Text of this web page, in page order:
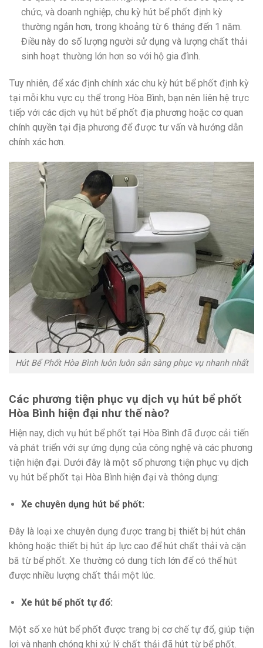
chức, và doanh nghiệp, chu kỳ hút bể phốt định kỳ
thường ngắn hơn, trong khoảng từ 6 tháng đến 1 năm.
Điều này do số lượng người sử dụng và lượng chất thải
sinh hoạt thường lớn hơn so với hộ gia đình.
Tuy nhiên, để xác định chính xác chu kỳ hút bể phốt định kỳ
tại mỗi khu vực cụ thể trong Hòa Bình, bạn nên liên hệ trực
tiếp với các dịch vụ hút bể phốt địa phương hoặc cơ quan
chính quyền tại địa phương để được tư vấn và hướng dẫn
chính xác hơn.
Hút Bể Phốt Hòa Bình luôn luôn sẵn sàng phục vụ nhanh nhất
Các phương tiện phục vụ dịch vụ hút bể phốt
Hòa Bình hiện đại như thế nào?
Hiện nay, dịch vụ hút bể phốt tại Hòa Bình đã được cải tiến
và phát triển với sự ứng dụng của công nghệ và các phương
tiện hiện đại. Dưới đây là một số phương tiện phục vụ dịch
vụ hút bể phốt tại Hòa Bình hiện đại và thông dụng:
Xe chuyên dụng hút bể phốt:
Đây là loại xe chuyên dụng được trang bị thiết bị hút chân
không hoặc thiết bị hút áp lực cao để hút chất thải và cặn
bã từ bể phốt. Xe thường có dung tích lớn để có thể hút
được nhiều lượng chất thải một lúc.
Xe hút bể phốt tự đổ:
Một số xe hút bể phốt được trang bị cơ chế tự đổ, giúp tiện
lợi và nhanh chóng khi xử lý chất thải đã hút từ bể phốt.